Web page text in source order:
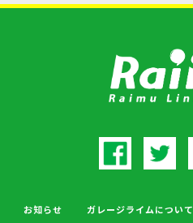
お知らせ ガレージライムについて